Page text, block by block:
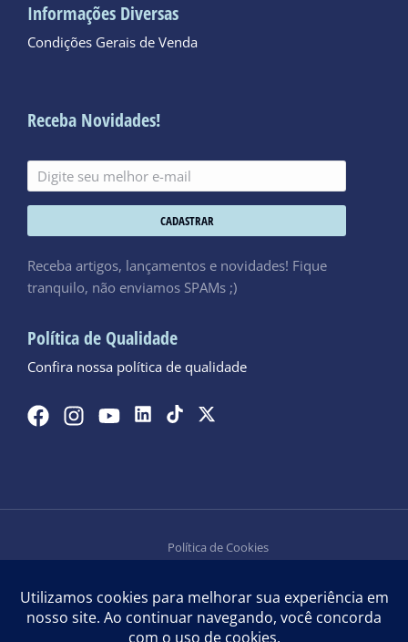
Informações Diversas
Condições Gerais de Venda
Receba Novidades!
CADASTRAR
Receba artigos, lançamentos e novidades! Fique
tranquilo, não enviamos SPAMs ;)
Política de Qualidade
Confira nossa política de qualidade
Política de Cookies